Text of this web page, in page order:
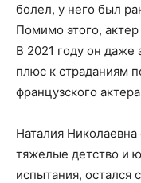
болел, у него был
Помимо этого,
В 2021 году он даже
плюс к страданиям
французского
Наталия
тяжелые детство и
испытания,